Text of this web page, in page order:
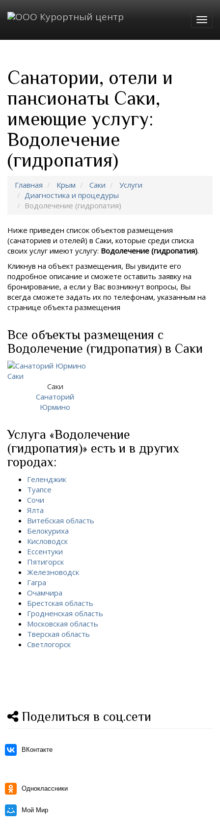
Санатории, отели и
пансионаты Саки,
имеющие услугу:
Водолечение
(гидропатия)
Главная Крым Саки
Услуги
Диагностика и процедуры
Водолечение (гидропатия)
Ниже приведен список объектов размещения
(санаториев и отелей) в Саки, которые среди списка
своих услуг имеют услугу: Водолечение (гидропатия).
Кликнув на объект размещения, Вы увидите его
подробное описание и сможете оставить заявку на
бронирование, а если у Вас возникнут вопросы, Вы
всегда сможете задать их по телефонам, указанным на
странице объекта размещения
Все объекты размещения с
Водолечение (гидропатия) в Саки
Саки
Санаторий
Юрмино
Услуга «Водолечение
(гидропатия)» есть и в других
городах:
Геленджик
Туапсе
Сочи
Ялта
Витебская область
Белокуриха
Кисловодск
Ессентуки
Пятигорск
Железноводск
Гагра
Очамчира
Брестская область
Гродненская область
Московская область
Тверская область
Светлогорск
Поделиться в соц.сети
ВКонтакте
Одноклассники
Мой Мир